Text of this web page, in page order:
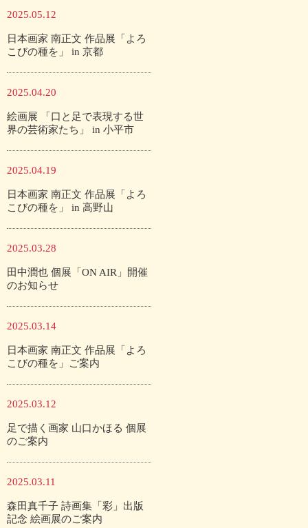
2025.05.12
日本画家 南正文 作品展「よろ
こびの種を」 in 京都
2025.04.20
絵画展 「口と足で表現する世
界の芸術家たち」 in 小平市
2025.04.19
日本画家 南正文 作品展「よろ
こびの種を」 in 高野山
2025.03.28
田中潤也 個展「ON AIR」開催
のお知らせ
2025.03.14
日本画家 南正文 作品展「よろ
こびの種を」ご案内
2025.03.12
足で描く画家 山口かほる 個展
のご案内
2025.03.11
森田真千子 詩画集「彩」出版
記念 絵画展のご案内